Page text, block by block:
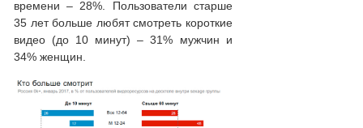
времени – 28%. Пользователи старше
35 лет больше любят смотреть короткие
видео (до 10 минут) – 31% мужчин и
34% женщин.